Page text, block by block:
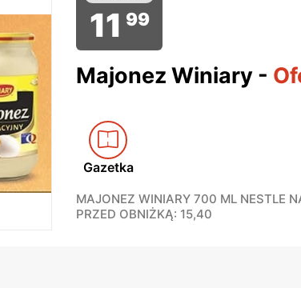
11 99
Majonez Winiary -
Gazetka
MAJONEZ WINIARY 700 ML NESTLE
PRZED OBNIŻKĄ: 15,40